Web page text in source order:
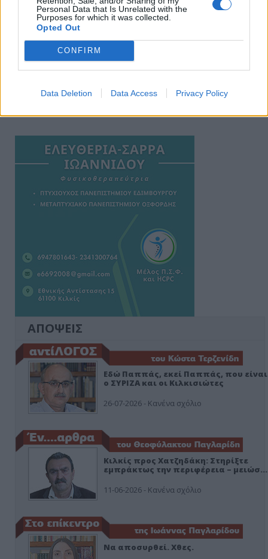
Personal Data that Is Unrelated with the
Purposes for which it was collected.
Opted Out
CONFIRM
Data Deletion Data Access Privacy Policy
ΑΠΟΨΕΙΣ
Εδώ Παππάς, εκεί Παππάς, που είναι
ο ΣΥΡΙΖΑ και οι Κιλκισιώτες
26-07-2026 - Κανένα σχόλιο
Κιλκίς προς Χατζηδάκη: Στηρίξτε
εμπράκτως την περιφέρεια – μειώσ…
11-06-2026 - Κανένα σχόλιο
Να αποσυρθεί. Χθες.